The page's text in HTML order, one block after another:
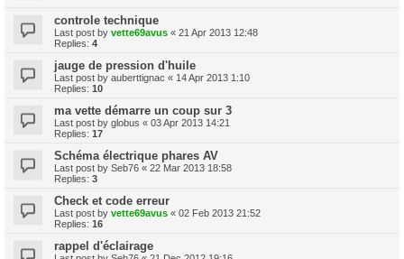
controle technique
Last post by vette69avus « 21 Apr 2013 12:48
Replies: 4
jauge de pression d'huile
Last post by auberttignac « 14 Apr 2013 1:10
Replies: 10
ma vette démarre un coup sur 3
Last post by globus « 03 Apr 2013 14:21
Replies: 17
Schéma électrique phares AV
Last post by Seb76 « 22 Mar 2013 18:58
Replies: 3
Check et code erreur
Last post by vette69avus « 02 Feb 2013 21:52
Replies: 16
rappel d'éclairage